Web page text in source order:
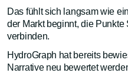
Das fühlt sich langsam wie
der Markt beginnt, die
verbinden.
HydroGraph hat bereits
Narrative neu bewertet